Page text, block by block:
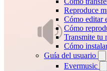
Reproduce
Cómo editar
Cómo
Transmite tu
Cómo
Guía del usuario
Evermusic